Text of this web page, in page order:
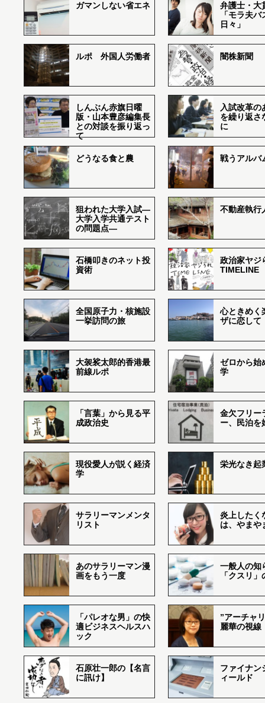
ガマンしない省エネ
弁護士・大
「モラ夫
日々」
ルポ 外国人労働者 闇株新聞
しんぶん赤旗日曜
版・山本豊彦編集長
との対談を振り返っ
て
入試改革の
を繰り返さ
に
どうなる食と農 戦うアルバ
狙われた大学入試―
大学入学共通テスト
の問題点―
不動産執行
石橋叩きのネット投
資術
政治家ヤジ
TIMELINE
全国原子力・核施設
一挙訪問の旅
心ときめく
ザに恋して
大袈裟太郎的香港最
前線ルポ
ゼロから始
学
「言葉」から見る平
成政治史
金欠フリー
ー、民泊を
現役愛人が説く経済
学
栄光なき起
サラリーマンメンタ
リスト
炎上したく
は、やまや
あのサラリーマン漫
画をもう一度
一般人の知
「クスリ
「パレオな男」の快
適ビジネスヘルスハ
ック
”アーチャ
麗華の視線
石原壮一郎の【名言
に訊け】
ファイナン
ィールド